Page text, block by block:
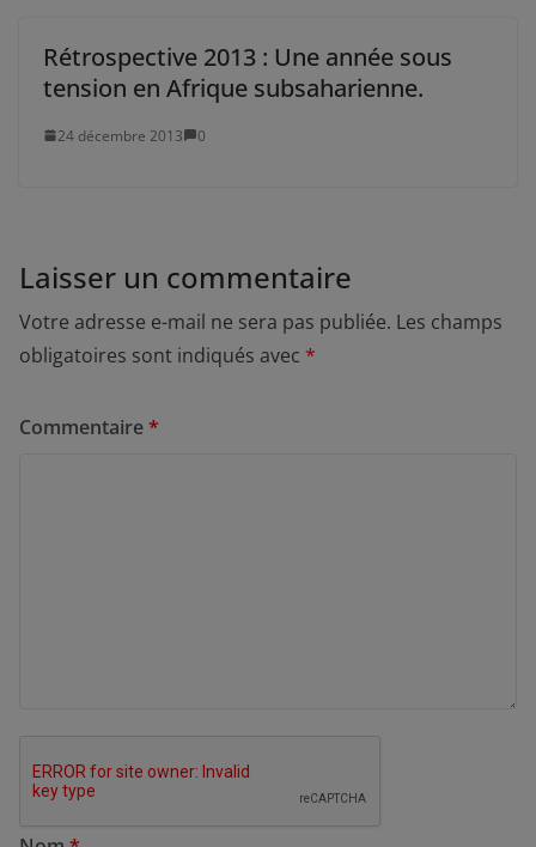
Rétrospective 2013 : Une année sous
tension en Afrique subsaharienne.
24 décembre 2013 0
Laisser un commentaire
Votre adresse e-mail ne sera pas publiée. Les champs
obligatoires sont indiqués avec *
Commentaire*